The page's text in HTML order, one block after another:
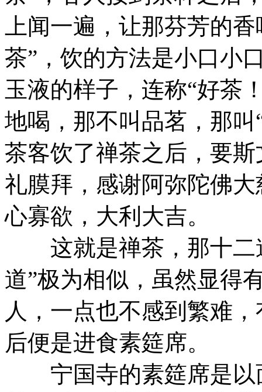
上闻一遍，让那芬芳的
茶”，饮的方法是小口小
玉液的样子，连称“好茶
地喝，那不叫品茗，那叫
茶客饮了禅茶之后，要
礼膜拜，感谢阿弥陀佛
心寡欲，大利大吉。
这就是禅茶，那十二
道”极为相似，虽然显得
人，一点也不感到繁难
后便是进食素筵席。
宁国寺的素筵席是以